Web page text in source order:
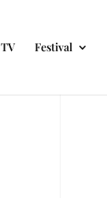
TV Festival